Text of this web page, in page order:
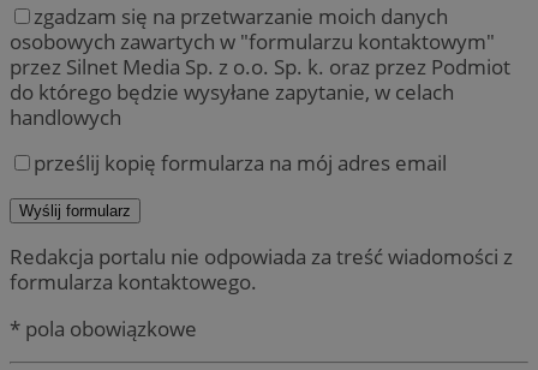
zgadzam się na przetwarzanie moich danych
osobowych zawartych w "formularzu kontaktowym"
przez Silnet Media Sp. z o.o. Sp. k. oraz przez Podmiot
do którego będzie wysyłane zapytanie, w celach
handlowych
prześlij kopię formularza na mój adres email
Redakcja portalu nie odpowiada za treść wiadomości z
formularza kontaktowego.
* pola obowiązkowe